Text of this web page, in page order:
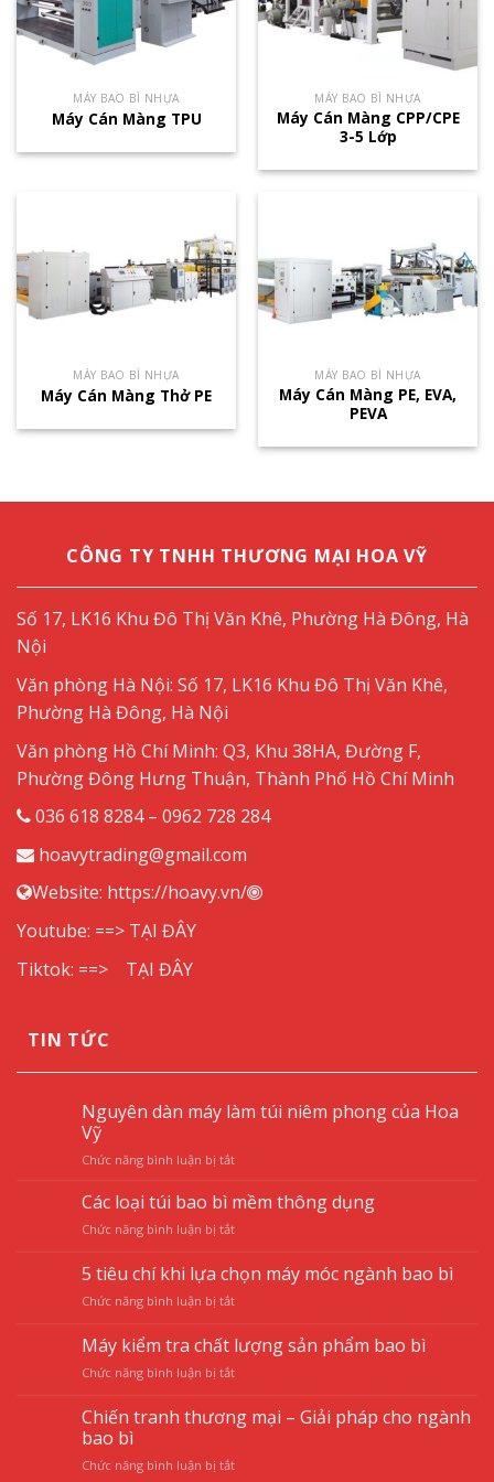
MÁY BAO BÌ NHỰA
Máy Cán Màng TPU
MÁY BAO BÌ NHỰA
Máy Cán Màng CPP/CPE
3-5 Lớp
MÁY BAO BÌ NHỰA
Máy Cán Màng Thở PE
MÁY BAO BÌ NHỰA
Máy Cán Màng PE, EVA,
PEVA
CÔNG TY TNHH THƯƠNG MẠI HOA VỸ
Số 17, LK16 Khu Đô Thị Văn Khê, Phường Hà Đông, Hà
Nội
Văn phòng Hà Nội: Số 17, LK16 Khu Đô Thị Văn Khê,
Phường Hà Đông, Hà Nội
Văn phòng Hồ Chí Minh: Q3, Khu 38HA, Đường F,
Phường Đông Hưng Thuận, Thành Phố Hồ Chí Minh
036 618 8284 – 0962 728 284
hoavytrading@gmail.com
Website: https://hoavy.vn/
Youtube: ==> TẠI ĐÂY
Tiktok: ==> TẠI ĐÂY
TIN TỨC
Nguyên dàn máy làm túi niêm phong của Hoa
Vỹ
Chức năng bình luận bị tắtở
dàn
máy
làm
niêm
phong
của
Vỹ
Các loại túi bao bì mềm thông dụng
Chức năng bình luận bị tắtở
túi
bao
mềm
thông
dụng
5 tiêu chí khi lựa chọn máy móc ngành bao bì
Chức năng bình luận bị tắtở
tiêu
chí
khi
chọn
máy
ngành
Máy kiểm tra chất lượng sản phẩm bao bì
Chức năng bình luận bị tắtở
tra
lượng
Chiến tranh thương mại – Giải pháp cho ngành
bao bì
Chức năng bình luận bị tắtở